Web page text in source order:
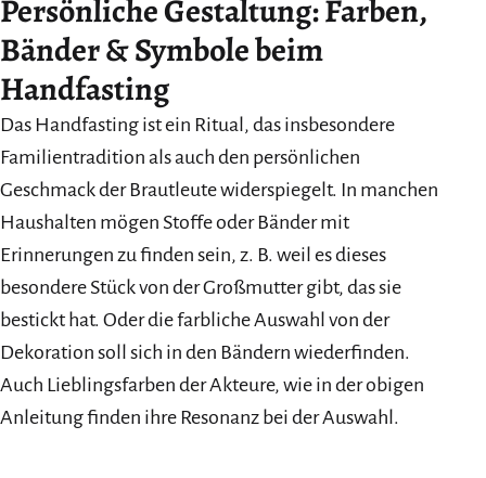
Persönliche Gestaltung: Farben,
Bänder & Symbole beim
Handfasting
Das Handfasting ist ein Ritual, das insbesondere
Familientradition als auch den persönlichen
Geschmack der Brautleute widerspiegelt. In manchen
Haushalten mögen Stoffe oder Bänder mit
Erinnerungen zu finden sein, z. B. weil es dieses
besondere Stück von der Großmutter gibt, das sie
bestickt hat. Oder die farbliche Auswahl von der
Dekoration soll sich in den Bändern wiederfinden.
Auch Lieblingsfarben der Akteure, wie in der obigen
Anleitung finden ihre Resonanz bei der Auswahl.